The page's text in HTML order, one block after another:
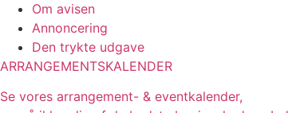
Om avisen
Annoncering
Den trykte udgave
ARRANGEMENTSKALENDER
Se vores arrangement- & eventkalender,